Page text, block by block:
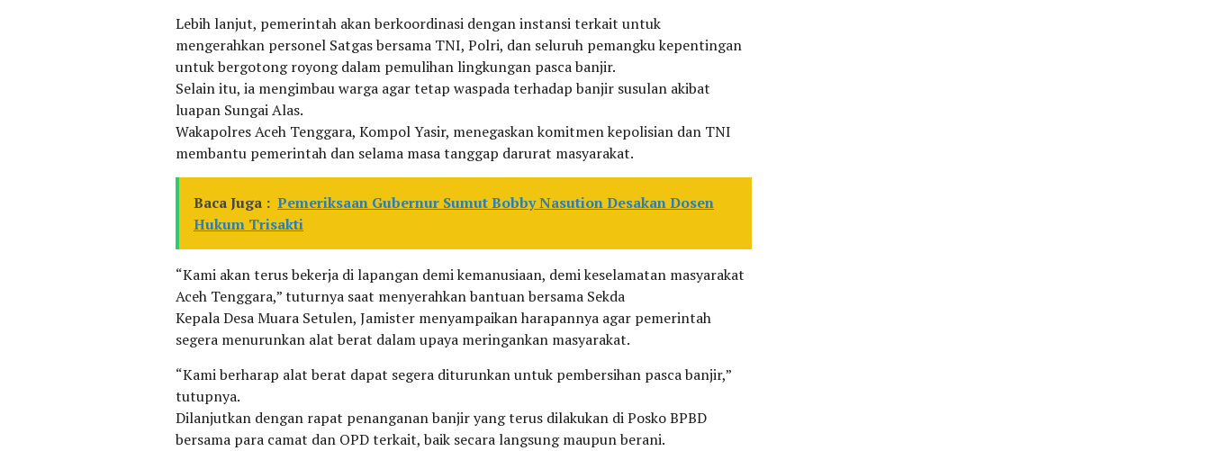
Lebih lanjut, pemerintah akan berkoordinasi dengan instansi terkait untuk
mengerahkan personel Satgas bersama TNI, Polri, dan seluruh pemangku kepentingan
untuk bergotong royong dalam pemulihan lingkungan pasca banjir.
Selain itu, ia mengimbau warga agar tetap waspada terhadap banjir susulan akibat
luapan Sungai Alas.
Wakapolres Aceh Tenggara, Kompol Yasir, menegaskan komitmen kepolisian dan TNI
membantu pemerintah dan selama masa tanggap darurat masyarakat.
Baca Juga : Pemeriksaan Gubernur Sumut Bobby Nasution Desakan Dosen
Hukum Trisakti
“Kami akan terus bekerja di lapangan demi kemanusiaan, demi keselamatan masyarakat
Aceh Tenggara,” tuturnya saat menyerahkan bantuan bersama Sekda
Kepala Desa Muara Setulen, Jamister menyampaikan harapannya agar pemerintah
segera menurunkan alat berat dalam upaya meringankan masyarakat.
“Kami berharap alat berat dapat segera diturunkan untuk pembersihan pasca banjir,”
tutupnya.
Dilanjutkan dengan rapat penanganan banjir yang terus dilakukan di Posko BPBD
bersama para camat dan OPD terkait, baik secara langsung maupun berani.